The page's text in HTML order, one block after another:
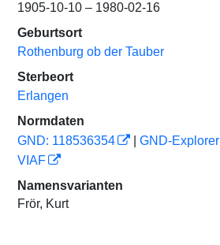
1905-10-10 – 1980-02-16
Geburtsort
Rothenburg ob der Tauber
Sterbeort
Erlangen
Normdaten
GND: 118536354
GND-Explorer
VIAF
Namensvarianten
Frör, Kurt